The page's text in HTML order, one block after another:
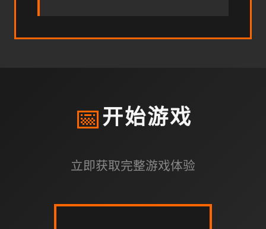
📅开始游戏
立即获取完整游戏体验